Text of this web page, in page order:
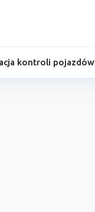
kontroli pojazdów